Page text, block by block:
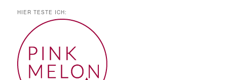
HIER TESTE ICH: